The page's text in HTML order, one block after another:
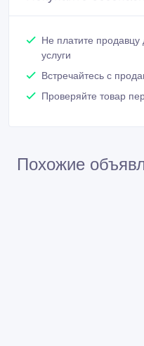
Не платите продавцу
услуги
Встречайтесь с
Проверяйте товар
Похожие